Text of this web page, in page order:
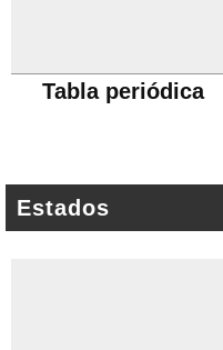
Tabla periódica
Estados